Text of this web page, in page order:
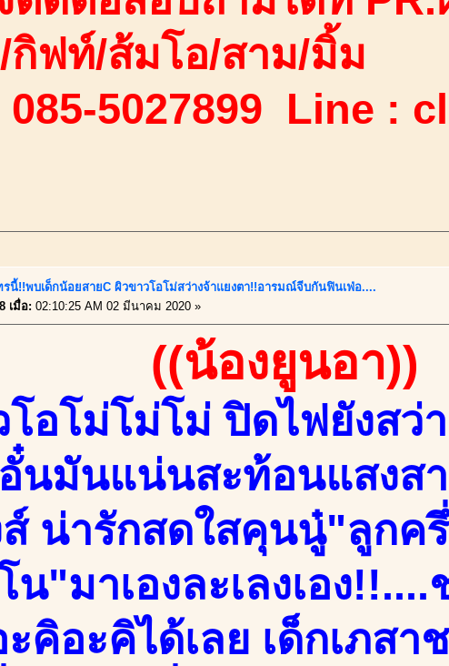
/กิฟท์/ส้มโอ/สาม/มิ้ม
085-5027899 Line :
นี้!!พบเด็กน้อยสายC ผิวขาวโอโม่สว่างจ้าแยงตา!!อารมณ์จีบกันฟินเฟ่อ....
เมื่อ: 02:10:25 AM 02 มีนาคม 2020 »
((น้องยูนอา))
อโม่โม่โม่ ปิดไฟยังสว่
นมันแน่นสะท้อนแสงส
น่ารักสดใสคุนนู๋"ลูกค
น"มาเองละเลงเอง!!....
ะคิอะคิได้เลย เด็กเภส